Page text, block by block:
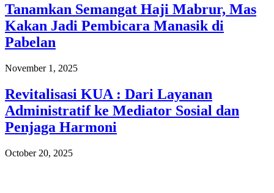
Tanamkan Semangat Haji Mabrur, Mas
Kakan Jadi Pembicara Manasik di
Pabelan
November 1, 2025
Revitalisasi KUA : Dari Layanan
Administratif ke Mediator Sosial dan
Penjaga Harmoni
October 20, 2025